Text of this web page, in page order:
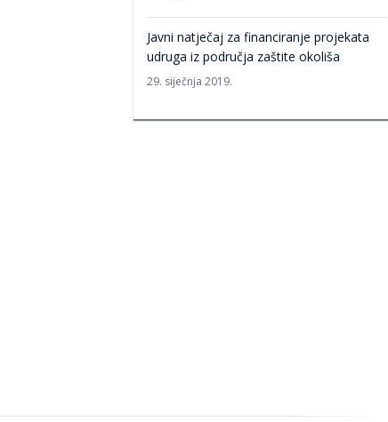
Javni natječaj za financiranje projekata
udruga iz područja zaštite okoliša
29. siječnja 2019.